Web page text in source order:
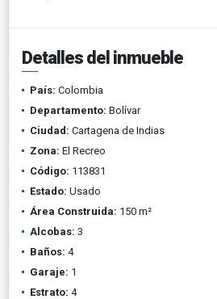
Detalles del inmueble
País: Colombia
Departamento: Bolívar
Ciudad: Cartagena de Indias
Zona: El Recreo
Código: 113831
Estado: Usado
Área Construida: 150 m²
Alcobas: 3
Baños: 4
Garaje: 1
Estrato: 4